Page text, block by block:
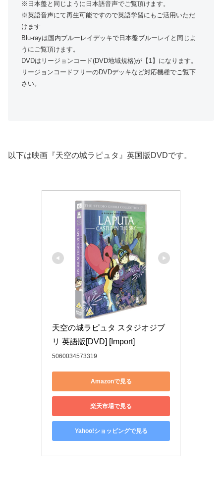
※日本盤と同じように日本語音声でご覧頂けます。
※英語音声にて再生可能ですので英語学習にもご活用いただ
けます
Blu-rayは国内ブルーレイデッキで日本盤ブルーレイと同じよ
うにご覧頂けます。
DVDはリージョンコード(DVD地域規格)が【1】になります。
リージョンコードフリーのDVDデッキなど対応機種でご覧下
さい。
以下は映画『天空の城ラピュタ』英国版DVDです。
天空の城ラピュタ スタジオジブ
リ 英語版[DVD] [Import]
5060034573319
Amazonで見る
楽天市場で見る
Yahoo!ショッピングで見る